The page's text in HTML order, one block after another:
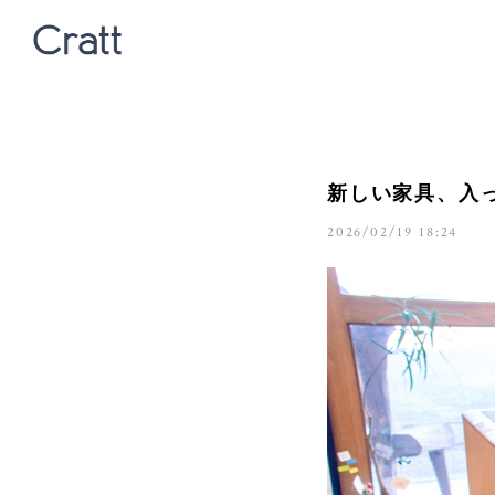
新しい家具、入
2026/02/19 18:24